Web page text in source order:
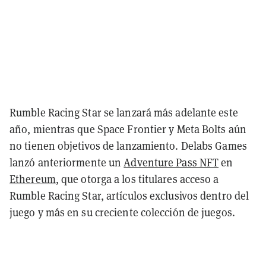
Rumble Racing Star se lanzará más adelante este
año, mientras que Space Frontier y Meta Bolts aún
no tienen objetivos de lanzamiento. Delabs Games
lanzó anteriormente unAdventure Pass NFTen
Ethereum, que otorga a los titulares acceso a
Rumble Racing Star, artículos exclusivos dentro del
juego y más en su creciente colección de juegos.